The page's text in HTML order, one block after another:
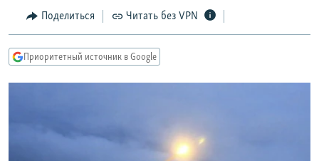
Вернутся
КУЛЬТУРА
КАВКАЗ.РЕАЛИИ
Поделиться Читать без VPN
Приоритетный источник в Google